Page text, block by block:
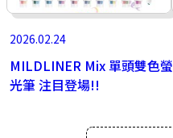
2026.02.24
MILDLINER Mix 單頭雙色螢
光筆 注目登場!!